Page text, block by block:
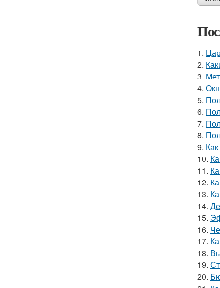
1.
2.
3.
4.
5.
6.
7.
8.
9.
10.
11.
12.
13.
14.
15.
16.
17.
18.
19.
20.